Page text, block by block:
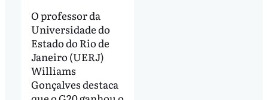
O professor da
Universidade do
Estado do Rio de
Janeiro (UERJ)
Williams
Gonçalves destaca